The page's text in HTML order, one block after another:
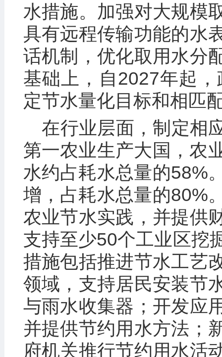
水措施。加强对大规模
具有远程传输功能的水
话机制，优化取用水分
基础上，自2027年起
定节水量化目标和相匹
在行业层面，制定相
第一农业生产大国，农
水约占耗水总量的58%
增，占耗水总量的80%
农业节水实践，并提供
支持至少50个工业区挖
措施包括推进节水工艺
领域，支持居民安装节
与雨水收集器；开发应
并提供节约用水方法；
府机关推行节约用水活